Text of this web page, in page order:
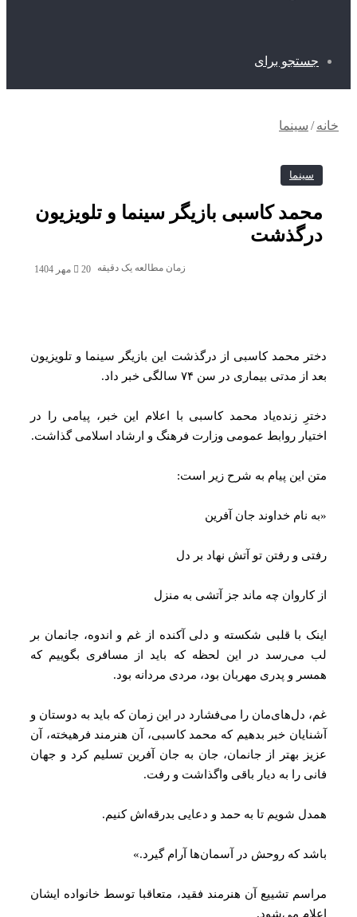
برای
سینما
کاسبی بازیگر سینما و تلویزیون
20 مهر 1404 زمان مطالعه یک دقیقه
محمد کاسبی از درگذشت این بازیگر سینما و تلویزیون
مدتی بیماری در سن ۷۴ سالگی خبر داد.
زنده‌یاد محمد کاسبی با اعلام این خبر، پیامی را در
روابط عمومی وزارت فرهنگ و ارشاد اسلامی گذاشت.
این پیام به شرح زیر است:
نام خداوند جان آفرین
و رفتن تو آتش نهاد بر دل
چه ماند جز آتشی به منزل
با قلبی شکسته و دلی آکنده از غم و اندوه، جانمان بر
می‌رسد در این لحظه که باید از مسافری بگوییم که
و پدری مهربان بود، مردی مردانه بود.
دل‌های‌مان را می‌فشارد در این زمان که باید به دوستان و
خبر بدهیم که محمد کاسبی، آن هنرمند فرهیخته، آن
بهتر از جانمان، جان به جان آفرین تسلیم کرد و جهان
را به دیار باقی واگذاشت و رفت.
شویم تا به حمد و دعایی بدرقه‌اش کنیم.
که روحش در آسمان‌ها آرام گیرد.»
تشییع آن هنرمند فقید، متعاقبا توسط خانواده ایشان
می‌شود.